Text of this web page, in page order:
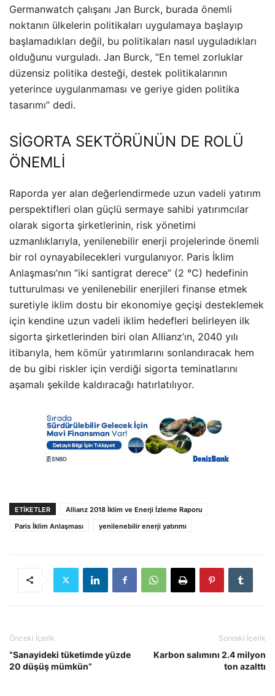
Germanwatch çalışanı Jan Burck, burada önemli
noktanın ülkelerin politikaları uygulamaya başlayıp
başlamadıkları değil, bu politikaları nasıl uyguladıkları
olduğunu vurguladı. Jan Burck, “En temel zorluklar
düzensiz politika desteği, destek politikalarının
yeterince uygulanmaması ve geriye giden politika
tasarımı” dedi.
SİGORTA SEKTÖRÜNÜN DE ROLÜ
ÖNEMLİ
Raporda yer alan değerlendirmede uzun vadeli yatırım
perspektifleri olan güçlü sermaye sahibi yatırımcılar
olarak sigorta şirketlerinin, risk yönetimi
uzmanlıklarıyla, yenilenebilir enerji projelerinde önemli
bir rol oynayabilecekleri vurgulanıyor. Paris İklim
Anlaşması’nın “iki santigrat derece” (2 °C) hedefinin
tutturulması ve yenilenebilir enerjileri finanse etmek
suretiyle iklim dostu bir ekonomiye geçişi desteklemek
için kendine uzun vadeli iklim hedefleri belirleyen ilk
sigorta şirketlerinden biri olan Allianz’ın, 2040 yılı
itibarıyla, hem kömür yatırımlarını sonlandıracak hem
de bu gibi riskler için verdiği sigorta teminatlarını
aşamalı şekilde kaldıracağı hatırlatılıyor.
ETIKETLER
Allianz 2018 İklim ve Enerji İzleme Raporu
Paris İklim Anlaşması
yenilenebilir enerji yatırımı
Önceki İçerik
“Sanayideki tüketimde yüzde
20 düşüş mümkün”
Sonraki İçerik
Karbon salımını 2.4 milyon
ton azalttı